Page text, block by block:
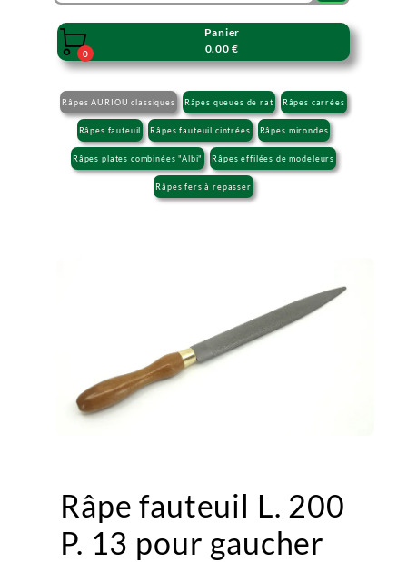

0
Panier
0.00 €
Râpes AURIOU classiques Râpes queues de rat Râpes carrées
Râpes fauteuil Râpes fauteuil cintrées Râpes mirondes
Râpes plates combinées "Albi" Râpes effilées de modeleurs
Râpes fers à repasser
Râpe fauteuil L. 200
P. 13 pour gaucher